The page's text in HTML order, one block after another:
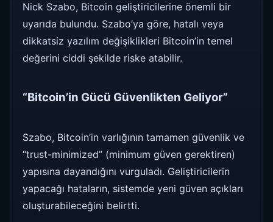
Nick Szabo, Bitcoin geliştiricilerine önemli bir
uyarıda bulundu. Szabo’ya göre, hatalı veya
dikkatsiz yazılım değişiklikleri Bitcoin’in temel
değerini ciddi şekilde riske atabilir.
“Bitcoin’in Gücü Güvenlikten Geliyor”
Szabo, Bitcoin’in varlığının tamamen güvenlik ve
“trust-minimized” (minimum güven gerektiren)
yapısına dayandığını vurguladı. Geliştiricilerin
yapacağı hataların, sistemde yeni güven açıkları
oluşturabileceğini belirtti.